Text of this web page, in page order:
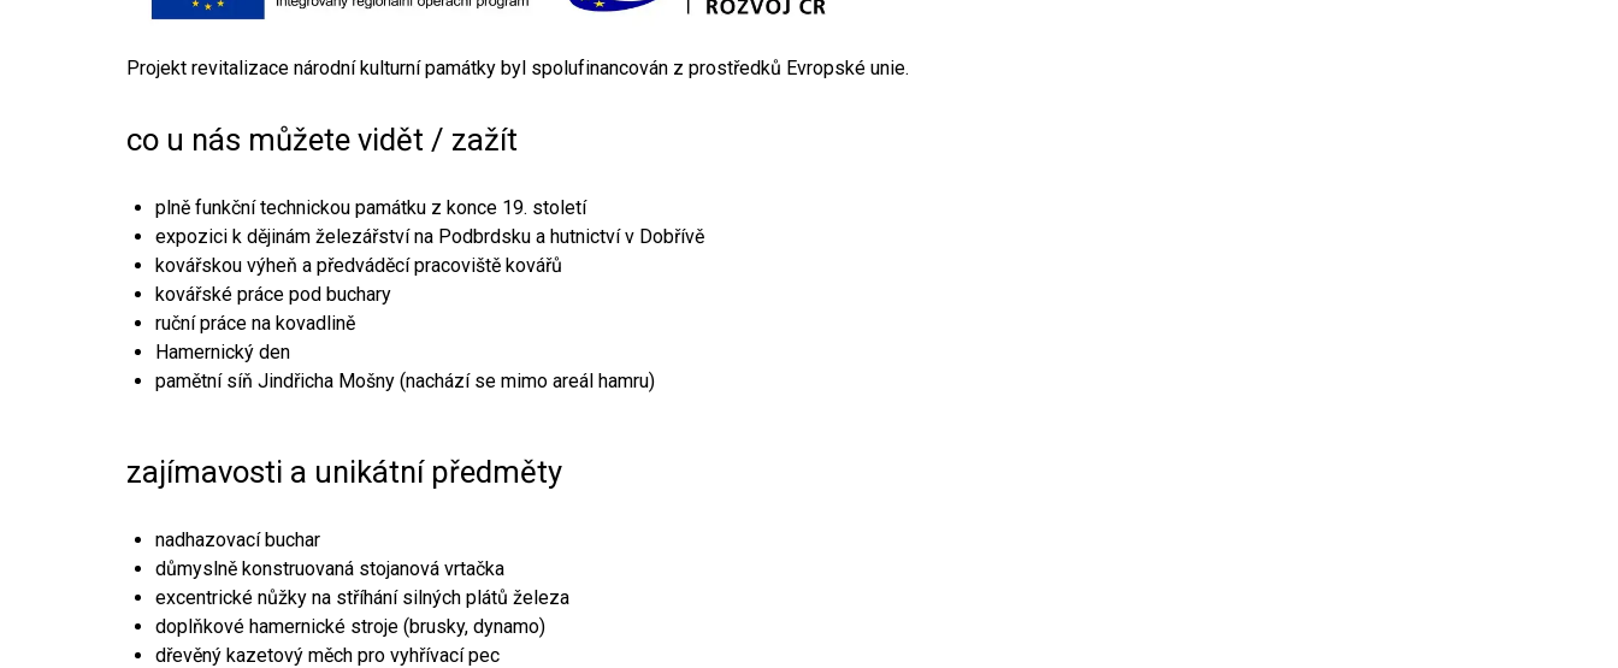
Projekt revitalizace národní kulturní památky byl spolufinancován z prostředků Evropské unie.
co u nás můžete vidět / zažít
plně funkční technickou památku z konce 19. století
expozici k dějinám železářství na Podbrdsku a hutnictví v Dobřívě
kovářskou výheň a předváděcí pracoviště kovářů
kovářské práce pod buchary
ruční práce na kovadlině
Hamernický den
pamětní síň Jindřicha Mošny (nachází se mimo areál hamru)
zajímavosti a unikátní předměty
nadhazovací buchar
důmyslně konstruovaná stojanová vrtačka
excentrické nůžky na stříhání silných plátů železa
doplňkové hamernické stroje (brusky, dynamo)
dřevěný kazetový měch pro vyhřívací pec